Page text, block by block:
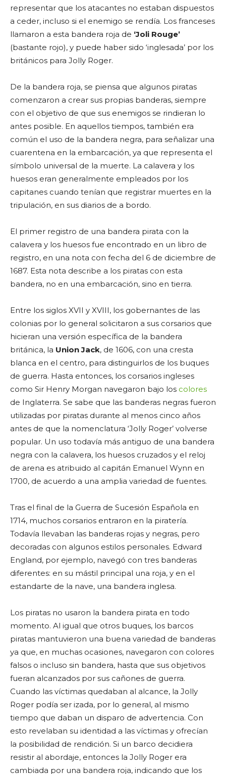
representar que los atacantes no estaban dispuestos
a ceder, incluso si el enemigo se rendía. Los franceses
llamaron a esta bandera roja de ‘Joli Rouge’
(bastante rojo), y puede haber sido ‘inglesada’ por los
británicos para Jolly Roger.
De la bandera roja, se piensa que algunos piratas
comenzaron a crear sus propias banderas, siempre
con el objetivo de que sus enemigos se rindieran lo
antes posible. En aquellos tiempos, también era
común el uso de la bandera negra, para señalizar una
cuarentena en la embarcación, ya que representa el
símbolo universal de la muerte. La calavera y los
huesos eran generalmente empleados por los
capitanes cuando tenían que registrar muertes en la
tripulación, en sus diarios de a bordo.
El primer registro de una bandera pirata con la
calavera y los huesos fue encontrado en un libro de
registro, en una nota con fecha del 6 de diciembre de
1687. Esta nota describe a los piratas con esta
bandera, no en una embarcación, sino en tierra.
Entre los siglos XVII y XVIII, los gobernantes de las
colonias por lo general solicitaron a sus corsarios que
hicieran una versión específica de la bandera
británica, la Union Jack, de 1606, con una cresta
blanca en el centro, para distinguirlos de los buques
de guerra. Hasta entonces, los corsarios ingleses
como Sir Henry Morgan navegaron bajo los colores
de Inglaterra. Se sabe que las banderas negras fueron
utilizadas por piratas durante al menos cinco años
antes de que la nomenclatura ‘Jolly Roger’ volverse
popular. Un uso todavía más antiguo de una bandera
negra con la calavera, los huesos cruzados y el reloj
de arena es atribuido al capitán Emanuel Wynn en
1700, de acuerdo a una amplia variedad de fuentes.
Tras el final de la Guerra de Sucesión Española en
1714, muchos corsarios entraron en la piratería.
Todavía llevaban las banderas rojas y negras, pero
decoradas con algunos estilos personales. Edward
England, por ejemplo, navegó con tres banderas
diferentes: en su mástil principal una roja, y en el
estandarte de la nave, una bandera inglesa.
Los piratas no usaron la bandera pirata en todo
momento. Al igual que otros buques, los barcos
piratas mantuvieron una buena variedad de banderas
ya que, en muchas ocasiones, navegaron con colores
falsos o incluso sin bandera, hasta que sus objetivos
fueran alcanzados por sus cañones de guerra.
Cuando las víctimas quedaban al alcance, la Jolly
Roger podía ser izada, por lo general, al mismo
tiempo que daban un disparo de advertencia. Con
esto revelaban su identidad a las víctimas y ofrecían
la posibilidad de rendición. Si un barco decidiera
resistir al abordaje, entonces la Jolly Roger era
cambiada por una bandera roja, indicando que los